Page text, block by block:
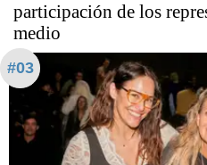
participación de los
medio
#03